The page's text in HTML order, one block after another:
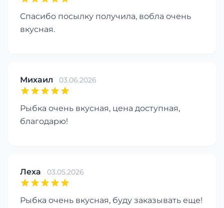
Спасибо посылку получила, вобла очень
вкусная.
Михаил 03.06.2026
Рыбка очень вкусная, цена доступная,
благодарю!
Леха 03.05.2026
Рыбка очень вкусная, буду заказывать еще!